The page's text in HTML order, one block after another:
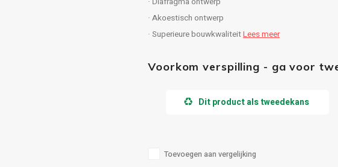
· Akoestisch ontwerp
· Superieure bouwkwaliteitLees meer
Voorkom verspilling - ga voor
Dit product als tweedekans
Toevoegen aan vergelijking